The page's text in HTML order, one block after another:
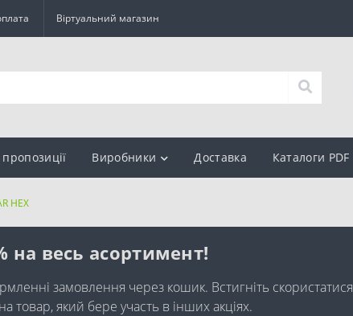
Віртуальний магазин
пропозиції Виробники Доставка Каталоги PDF
HEX
на весь асортимент!
замовлення через кошик. Встигніть скористатися
який бере участь в інших акціях.